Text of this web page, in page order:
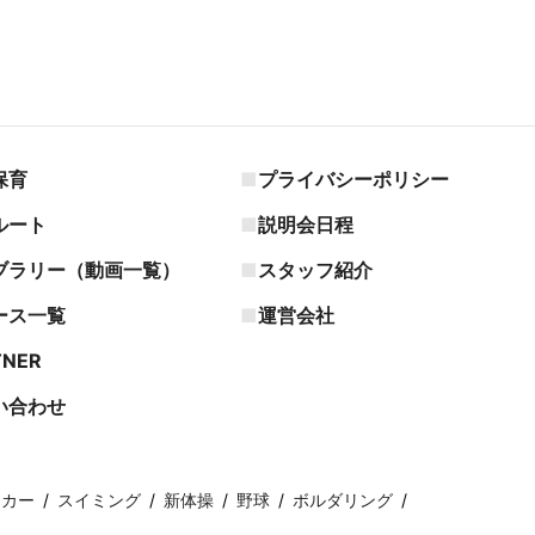
ー スイミング 新体操 野球 ボルダリング
育
ート
ラリー（動画一覧）
ス一覧
合わせ
プライバシーポリシー
説明会日程
スタッフ紹介
運営会社